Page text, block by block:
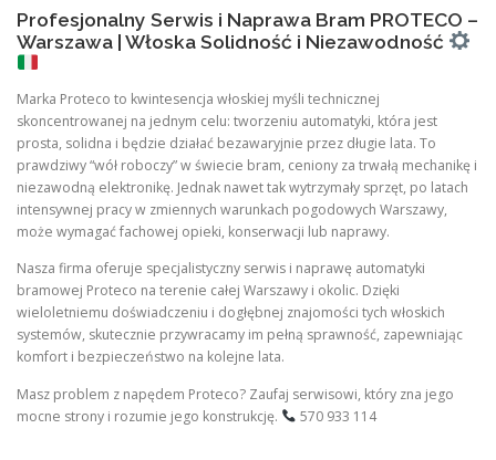
Profesjonalny Serwis i Naprawa Bram PROTECO –
Warszawa | Włoska Solidność i Niezawodność
Marka Proteco to kwintesencja włoskiej myśli technicznej
skoncentrowanej na jednym celu: tworzeniu automatyki, która jest
prosta, solidna i będzie działać bezawaryjnie przez długie lata. To
prawdziwy “wół roboczy” w świecie bram, ceniony za trwałą mechanikę i
niezawodną elektronikę. Jednak nawet tak wytrzymały sprzęt, po latach
intensywnej pracy w zmiennych warunkach pogodowych Warszawy,
może wymagać fachowej opieki, konserwacji lub naprawy.
Nasza firma oferuje specjalistyczny serwis i naprawę automatyki
bramowej Proteco na terenie całej Warszawy i okolic. Dzięki
wieloletniemu doświadczeniu i dogłębnej znajomości tych włoskich
systemów, skutecznie przywracamy im pełną sprawność, zapewniając
komfort i bezpieczeństwo na kolejne lata.
Masz problem z napędem Proteco? Zaufaj serwisowi, który zna jego
mocne strony i rozumie jego konstrukcję.
570 933 114